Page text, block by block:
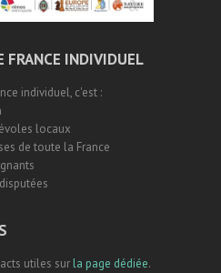
FRANCE INDIVIDUEL
individuel, c'est :
locaux
de toute la France
utiles sur la page dédiée.